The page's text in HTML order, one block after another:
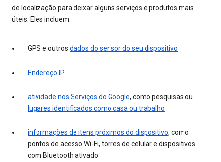
de localização para deixar alguns serviços e produtos mais
úteis. Eles incluem:
GPS e outros dados do sensor do seu dispositivo
Endereço IP
atividade nos Serviços do Google, como pesquisas ou
lugares identificados como casa ou trabalho
informações de itens próximos do dispositivo, como
pontos de acesso Wi-Fi, torres de celular e dispositivos
com Bluetooth ativado